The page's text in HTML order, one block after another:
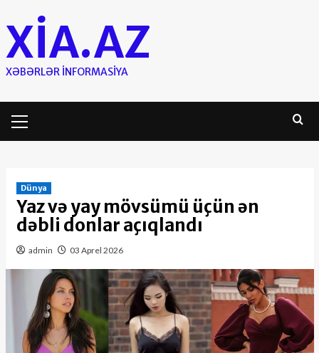
to
content
XIA.AZ
XƏBƏRLƏR INFORMASIYA
Menu
Dünya
Yaz və yay mövsümü üçün ən
dəbli donlar açıqlandı
admin 03 Aprel 2026